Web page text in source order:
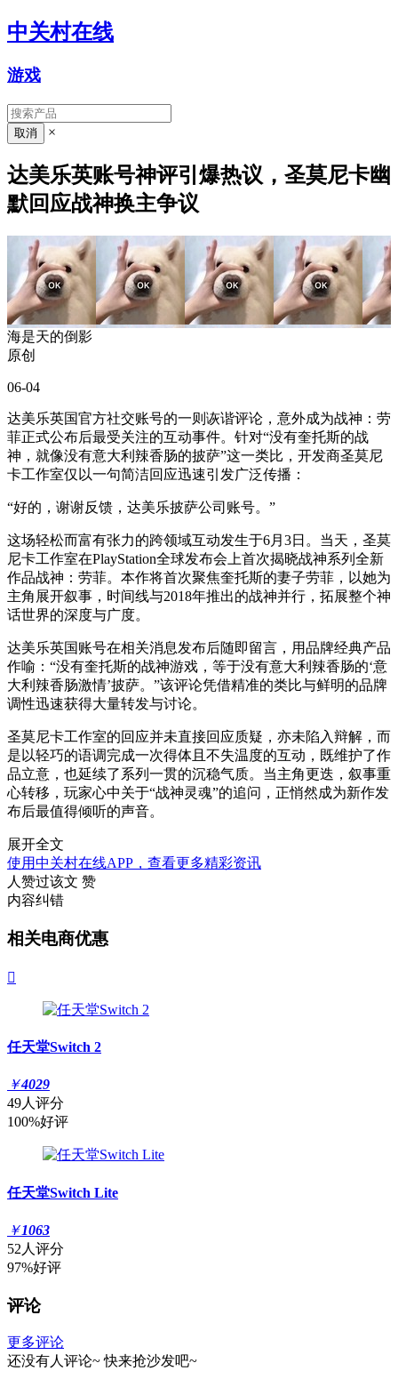
中关村在线
游戏
×
达美乐英账号神评引爆热议，圣莫尼卡幽
默回应战神换主争议
海是天的倒影
原创
06-04
达美乐英国官方社交账号的一则诙谐评论，意外成为战神：劳
菲正式公布后最受关注的互动事件。针对“没有奎托斯的战
神，就像没有意大利辣香肠的披萨”这一类比，开发商圣莫尼
卡工作室仅以一句简洁回应迅速引发广泛传播：
“好的，谢谢反馈，达美乐披萨公司账号。”
这场轻松而富有张力的跨领域互动发生于6月3日。当天，圣莫
尼卡工作室在PlayStation全球发布会上首次揭晓战神系列全新
作品战神：劳菲。本作将首次聚焦奎托斯的妻子劳菲，以她为
主角展开叙事，时间线与2018年推出的战神并行，拓展整个神
话世界的深度与广度。
达美乐英国账号在相关消息发布后随即留言，用品牌经典产品
作喻：“没有奎托斯的战神游戏，等于没有意大利辣香肠的‘意
大利辣香肠激情’披萨。”该评论凭借精准的类比与鲜明的品牌
调性迅速获得大量转发与讨论。
圣莫尼卡工作室的回应并未直接回应质疑，亦未陷入辩解，而
是以轻巧的语调完成一次得体且不失温度的互动，既维护了作
品立意，也延续了系列一贯的沉稳气质。当主角更迭，叙事重
心转移，玩家心中关于“战神灵魂”的追问，正悄然成为新作发
布后最值得倾听的声音。
展开全文
使用中关村在线APP，查看更多精彩资讯
人赞过该文 赞
内容纠错
相关电商优惠

任天堂Switch 2
￥4029
49人评分
100%好评
任天堂Switch Lite
￥1063
52人评分
97%好评
评论
更多评论
还没有人评论~ 快来抢沙发吧~